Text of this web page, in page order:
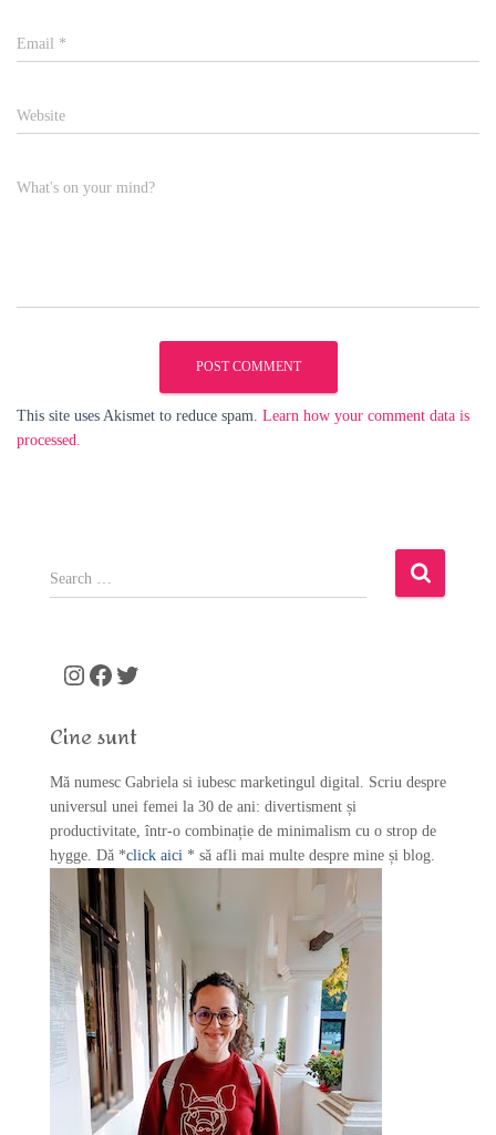
Email *
Website
What's on your mind?
This site uses Akismet to reduce spam. Learn how your comment data is
processed.
S
e
o
:
Instagram Facebook Twitter
Cine sunt
Mă numesc Gabriela si iubesc marketingul digital. Scriu despre
universul unei femei la 30 de ani: divertisment și
productivitate, într-o combinație de minimalism cu o strop de
hygge. Dă *click aici * să afli mai multe despre mine și blog.